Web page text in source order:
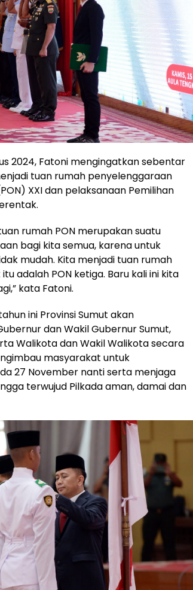
2024, Fatoni mengingatkan sebentar
tuan rumah penyelenggaraan
XXI dan pelaksanaan Pemilihan
rumah PON merupakan suatu
bagi kita semua, karena untuk
mudah. Kita menjadi tuan rumah
adalah PON ketiga. Baru kali ini kita
kata Fatoni.
ini Provinsi Sumut akan
dan Wakil Gubernur Sumut,
Walikota dan Wakil Walikota secara
masyarakat untuk
27 November nanti serta menjaga
terwujud Pilkada aman, damai dan